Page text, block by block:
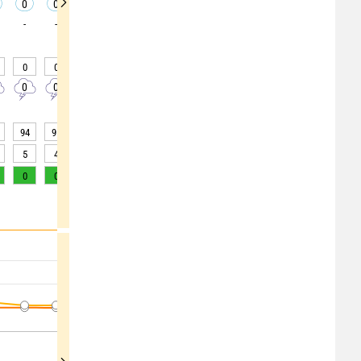
0 0
- -
0 0
0 0
94 95
5 4
0 0